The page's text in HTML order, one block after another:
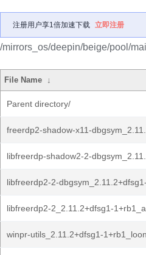
注册用户享1倍加速下载 立即注册
/mirrors_os/deepin/beige/pool/
File Name ↓
Parent directory/
freerdp2-shadow-x11-
libfreerdp-shadow2-2-
libfreerdp2-2-
libfreerdp2-2_2.11.2+dfsg1-
winpr-utils_2.11.2+dfsg1-